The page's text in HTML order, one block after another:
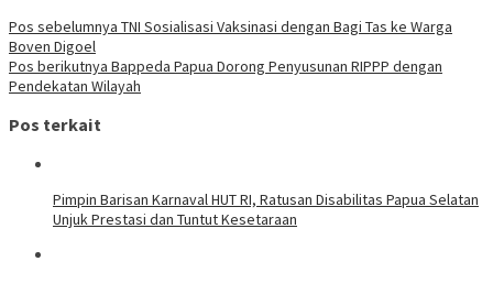
Navigasi
pos
Pos sebelumnya TNI Sosialisasi Vaksinasi dengan Bagi Tas ke Warga
Boven Digoel
Pos berikutnya Bappeda Papua Dorong Penyusunan RIPPP dengan
Pendekatan Wilayah
Pos terkait
Pimpin Barisan Karnaval HUT RI, Ratusan Disabilitas Papua Selatan
Unjuk Prestasi dan Tuntut Kesetaraan